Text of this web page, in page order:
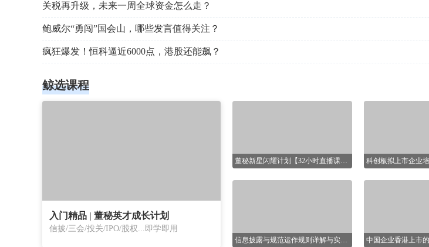
关税再升级，未来一周全球资金怎么走？
鲍威尔“勇闯”国会山，哪些发言值得关注？
疯狂爆发！恒科逼近6000点，港股还能飙？
鲸选课程
入门精品 | 董秘英才成长计划
信披/三会/投关/IPO/股权...即学即用
董秘新星闪耀计划【32小时直播课程】
信息披露与规范运作规则详解与实操【16小时课程打包】